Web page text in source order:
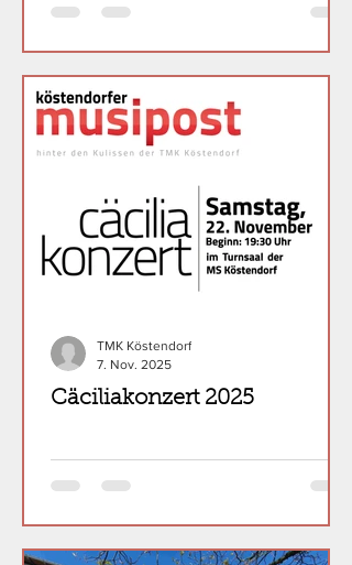
Cäciliakonzert 2025
TMK Köstendorf
7. Nov. 2025